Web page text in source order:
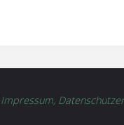
Impressum,